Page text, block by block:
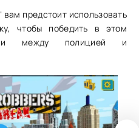
предстоит использовать
чтобы победить в этом
между полицией и